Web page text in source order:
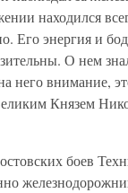
находился
Его энергия и
О нем
него внимание,
Князем
боев